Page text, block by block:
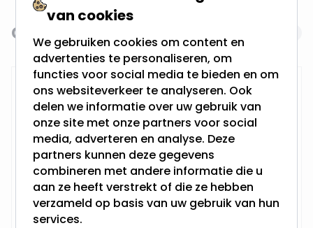
Navigating through the elements of the carousel is
Press to skip carousel
Gerelateerde producten
Dimtone inbouwspot | Havard
4.9 Watt - Vervangt 35Watt
Dimbaar en 230Volt
Inbouwdiepte: 95MM
Boorgat: 90MM - 95MM
Philips LED - GU10
van cookies
We gebruiken cookies om content en
advertenties te personaliseren, om
functies voor social media te bieden en om
ons websiteverkeer te analyseren. Ook
delen we informatie over uw gebruik van
onze site met onze partners voor social
media, adverteren en analyse. Deze
partners kunnen deze gegevens
combineren met andere informatie die u
aan ze heeft verstrekt of die ze hebben
verzameld op basis van uw gebruik van hun
services.